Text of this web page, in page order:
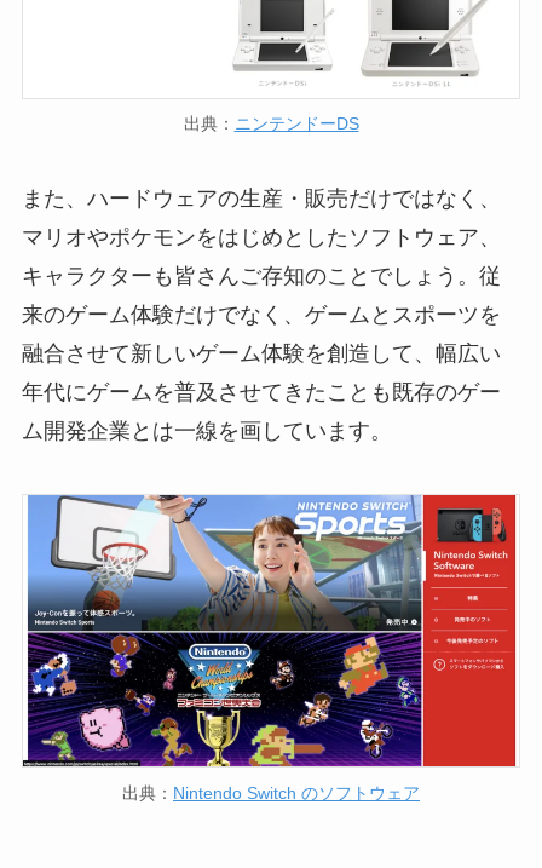
出典： ニンテンドーDS
また、ハードウェアの生産・販売だけではなく、
マリオやポケモンをはじめとしたソフトウェア、
キャラクターも皆さんご存知のことでしょう。従
来のゲーム体験だけでなく、ゲームとスポーツを
融合させて新しいゲーム体験を創造して、幅広い
年代にゲームを普及させてきたことも既存のゲー
ム開発企業とは一線を画しています。
出典： Nintendo Switch のソフトウェア